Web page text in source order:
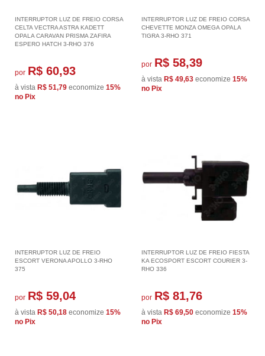
INTERRUPTOR LUZ DE FREIO CORSA
CELTA VECTRA ASTRA KADETT
OPALA CARAVAN PRISMA ZAFIRA
ESPERO HATCH 3-RHO 376
por R$ 60,93
à vista R$ 51,79 economize 15%
no Pix
INTERRUPTOR LUZ DE FREIO CORSA
CHEVETTE MONZA OMEGA OPALA
TIGRA 3-RHO 371
por R$ 58,39
à vista R$ 49,63 economize 15%
no Pix
INTERRUPTOR LUZ DE FREIO
ESCORT VERONA APOLLO 3-RHO
375
por R$ 59,04
à vista R$ 50,18 economize 15%
no Pix
INTERRUPTOR LUZ DE FREIO FIESTA
KA ECOSPORT ESCORT COURIER 3-
RHO 336
por R$ 81,76
à vista R$ 69,50 economize 15%
no Pix